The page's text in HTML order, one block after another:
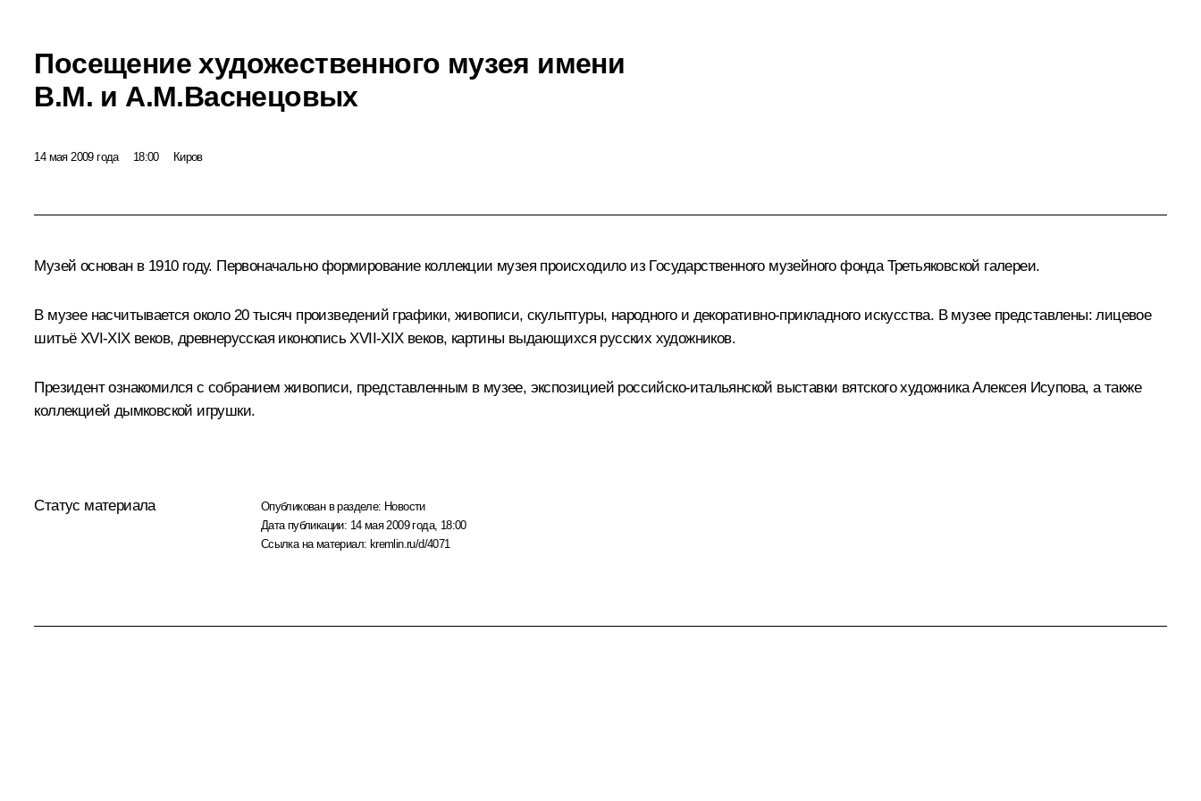
Посещение художественного музея имени
В.М. и А.М.Васнецовых
14 мая 2009 года 18:00 Киров
Музей основан в 1910 году. Первоначально формирование коллекции музея происходило из Государственного музейного фонда Третьяковской галереи.
В музее насчитывается около 20 тысяч произведений графики, живописи, скульптуры, народного и декоративно-прикладного искусства. В музее представлены: лицевое
шитьё XVI-XIX веков, древнерусская иконопись XVII-XIX веков, картины выдающихся русских художников.
Президент ознакомился с собранием живописи, представленным в музее, экспозицией российско-итальянской выставки вятского художника Алексея Исупова, а также
коллекцией дымковской игрушки.
Статус материала Опубликован в разделе: Новости
Дата публикации: 14 мая 2009 года, 18:00
Ссылка на материал: kremlin.ru/d/4071